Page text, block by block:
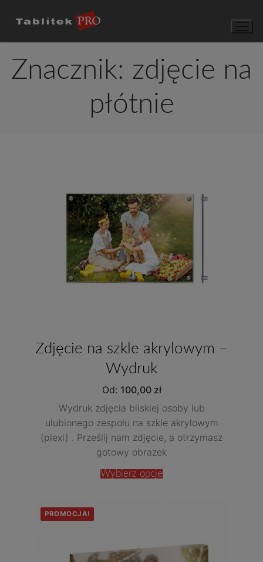
Znacznik: zdjęcie na
płótnie
Zdjęcie na szkle akrylowym –
Wydruk
Od: 100,00 zł
Wydruk zdjęcia bliskiej osoby lub
ulubionego zespołu na szkle akrylowym
(plexi) . Prześlij nam zdjęcie, a otrzymasz
gotowy obrazek
Wybierz opcje
PROMOCJA!